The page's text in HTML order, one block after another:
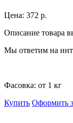
Цена: 372 р.
Описание товара
Мы ответим на
Фасовка: от 1 кг
Купить Оформить